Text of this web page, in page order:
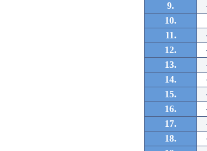
9.
10.
11.
12.
13.
14.
15.
16.
17.
18.